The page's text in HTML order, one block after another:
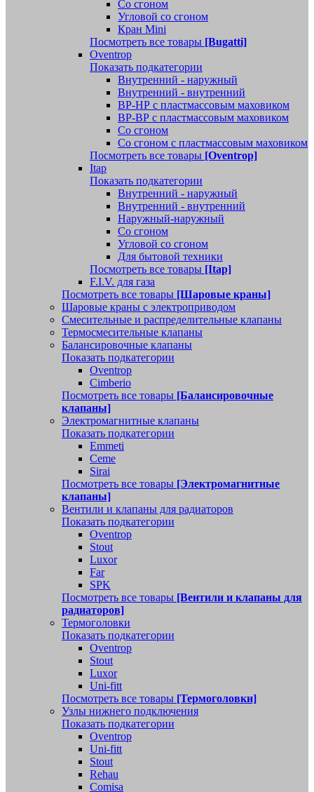
Со сгоном
Угловой со сгоном
Кран Mini
Посмотреть все товары [Bugatti]
Oventrop
Показать подкатегории
Внутренний - наружный
Внутренний - внутренний
ВР-НР с пластмассовым маховиком
ВР-ВР с пластмассовым маховиком
Со сгоном
Со сгоном с пластмассовым маховиком
Посмотреть все товары [Oventrop]
Itap
Показать подкатегории
Внутренний - наружный
Внутренний - внутренний
Наружный-наружный
Со сгоном
Угловой со сгоном
Для бытовой техники
Посмотреть все товары [Itap]
F.I.V. для газа
Посмотреть все товары [Шаровые краны]
Шаровые краны с электроприводом
Смесительные и распределительные клапаны
Термосмесительные клапаны
Балансировочные клапаны
Показать подкатегории
Oventrop
Cimberio
Посмотреть все товары [Балансировочные
клапаны]
Электромагнитные клапаны
Показать подкатегории
Emmeti
Ceme
Sirai
Посмотреть все товары [Электромагнитные
клапаны]
Вентили и клапаны для радиаторов
Показать подкатегории
Oventrop
Stout
Luxor
Far
SPK
Посмотреть все товары [Вентили и клапаны для
радиаторов]
Термоголовки
Показать подкатегории
Oventrop
Stout
Luxor
Uni-fitt
Посмотреть все товары [Термоголовки]
Узлы нижнего подключения
Показать подкатегории
Oventrop
Uni-fitt
Stout
Rehau
Comisa